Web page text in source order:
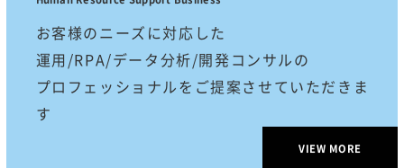
お客様のニーズに対応した
運用/RPA/データ分析/開発コンサルの
プロフェッショナルをご提案させていただきま
す
VIEW MORE